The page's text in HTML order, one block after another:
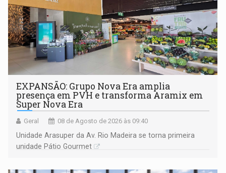
EXPANSÃO: Grupo Nova Era amplia
presença em PVH e transforma Aramix em
Super Nova Era
Geral 08 de Agosto de 2026 às 09:40
Unidade Arasuper da Av. Rio Madeira se torna primeira
unidade Pátio Gourmet